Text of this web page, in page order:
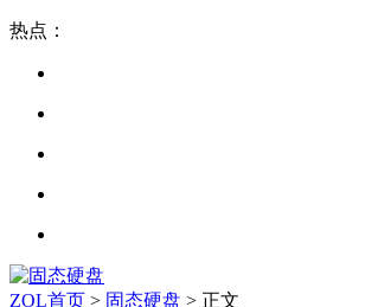
热点：
ZOL首页 > 固态硬盘 > 正文